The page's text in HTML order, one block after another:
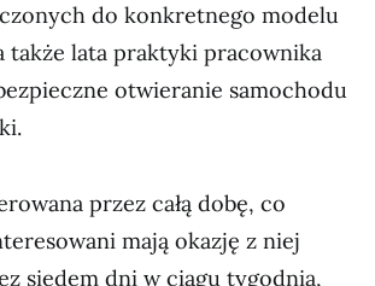
do konkretnego modelu
także lata praktyki pracownika
otwieranie samochodu
przez całą dobę, co
mają okazję z niej
siedem dni w ciągu tygodnia,